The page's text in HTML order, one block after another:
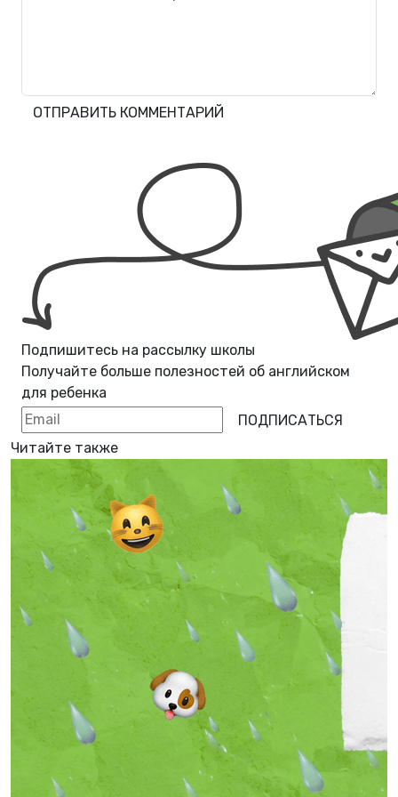
ОТПРАВИТЬ КОММЕНТАРИЙ
Подпишитесь на рассылку школы
Получайте больше полезностей об английском
для ребенка
ПОДПИСАТЬСЯ
Читайте также